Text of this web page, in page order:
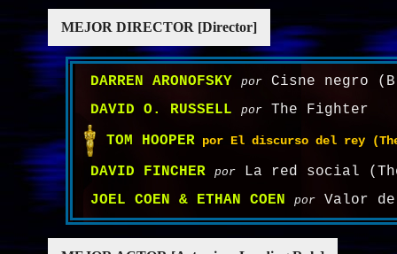
MEJOR DIRECTOR [Director]
DARREN ARONOFSKY por Cisne negro
DAVID O. RUSSELL
por The Fighter
TOM HOOPER por El discurso del rey
DAVID FINCHER por La red social
JOEL COEN & ETHAN COEN
por Valor